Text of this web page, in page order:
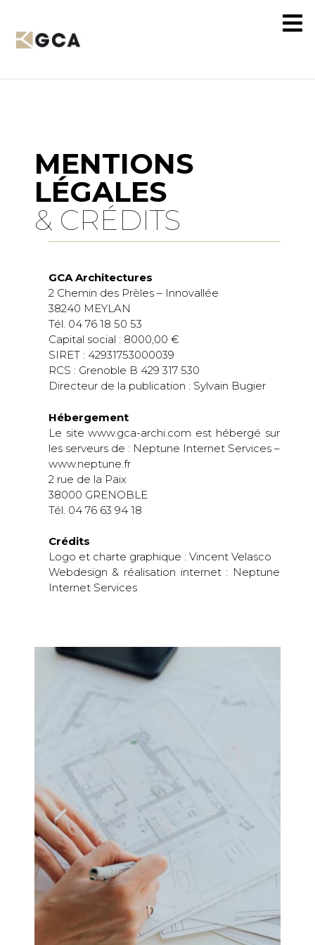
MENTIONS
LÉGALES
& CRÉDITS
GCA Architectures
2 Chemin des Prèles – Innovallée
38240 MEYLAN
Tél. 04 76 18 50 53
Capital social : 8000,00 €
SIRET : 42931753000039
RCS : Grenoble B 429 317 530
Directeur de la publication : Sylvain Bugier
Hébergement
Le site www.gca-archi.com est hébergé sur
les serveurs de : Neptune Internet Services –
www.neptune.fr
2 rue de la Paix
38000 GRENOBLE
Tél. 04 76 63 94 18
Crédits
Logo et charte graphique : Vincent Velasco
Webdesign & réalisation internet : Neptune
Internet Services